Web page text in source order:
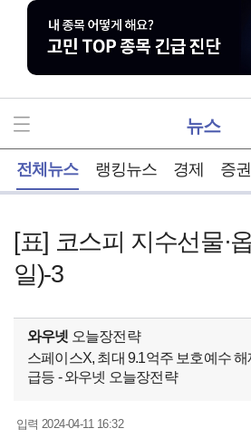
뉴스
전체뉴스 랭킹뉴스 경제 증권
[표] 코스피 지수선물·
일)-3
와우넷 오늘장전략
스페이스X, 최대 9.1억주 보호예수
급등 - 와우넷 오늘장전략
입력2024-04-11 16:32